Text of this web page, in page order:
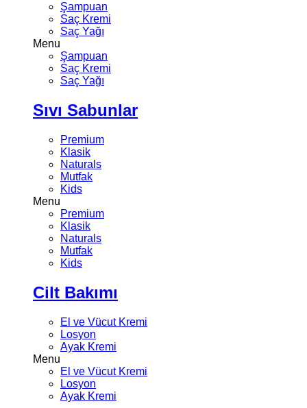
Şampuan
Saç Kremi
Saç Yağı
Menu
Şampuan
Saç Kremi
Saç Yağı
Sıvı Sabunlar
Premium
Klasik
Naturals
Mutfak
Kids
Menu
Premium
Klasik
Naturals
Mutfak
Kids
Cilt Bakımı
El ve Vücut Kremi
Losyon
Ayak Kremi
Menu
El ve Vücut Kremi
Losyon
Ayak Kremi